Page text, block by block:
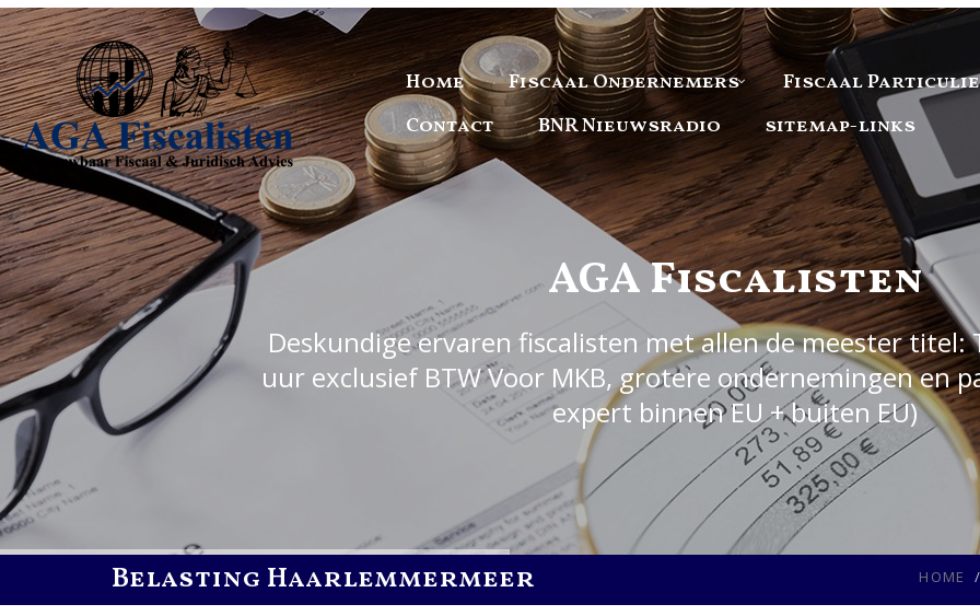
Home Fiscaal Ondernemers Fiscaal
Contact
BNR Nieuwsradio sitemap-links
AGA Fiscalisten
Deskundige ervaren fiscalisten met allen de meester titel:
uur exclusief BTW Voor MKB, grotere ondernemingen en
expert binnen EU + buiten EU)
Belasting Haarlemmermeer HOME